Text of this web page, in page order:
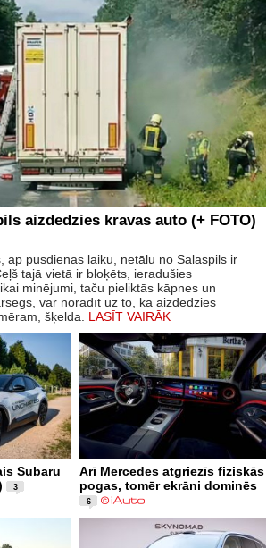
aizdedzies kravas auto (+ FOTO)
ap pusdienas laiku, netālu no Salaspils ir
tajā vietā ir bloķēts, ieradušies
minējumi, taču pieliktās kāpnes un
var norādīt uz to, ka aizdedzies
šķelda. LASĪT VAIRĀK
Subaru
3
Arī Mercedes atgriezīs fiziskās
pogas, tomēr ekrāni dominēs
6